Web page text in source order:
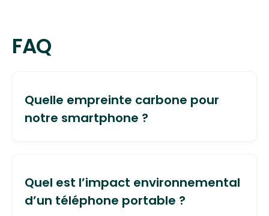
FAQ
Quelle empreinte carbone pour
notre smartphone ?
CO2e. Son bilan carbone dépend des
différentes étapes de son cycle de vie :
Quel est l’impact environnemental
d’un téléphone portable ?